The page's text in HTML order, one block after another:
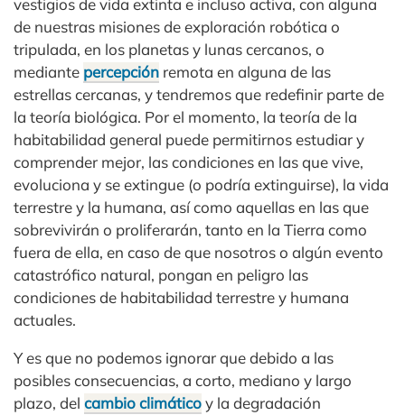
vestigios de vida extinta e incluso activa, con alguna
de nuestras misiones de exploración robótica o
tripulada, en los planetas y lunas cercanos, o
mediante percepción remota en alguna de las
estrellas cercanas, y tendremos que redefinir parte de
la teoría biológica. Por el momento, la teoría de la
habitabilidad general puede permitirnos estudiar y
comprender mejor, las condiciones en las que vive,
evoluciona y se extingue (o podría extinguirse), la vida
terrestre y la humana, así como aquellas en las que
sobrevivirán o proliferarán, tanto en la Tierra como
fuera de ella, en caso de que nosotros o algún evento
catastrófico natural, pongan en peligro las
condiciones de habitabilidad terrestre y humana
actuales.
Y es que no podemos ignorar que debido a las
posibles consecuencias, a corto, mediano y largo
plazo, del cambio climáticoy la degradación